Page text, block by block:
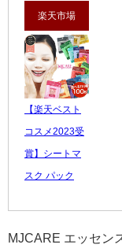
楽天市場
【楽天ベスト
コスメ2023受
賞】シートマ
スク パック
3,200 円
MJCARE エッセン